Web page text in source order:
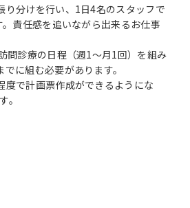
り分けを行い、1日4名のスタッフで
責任感を追いながら出来るお仕事
問診療の日程（週1～月1回）を組み
に組む必要があります。
度で計画票作成ができるようにな
。